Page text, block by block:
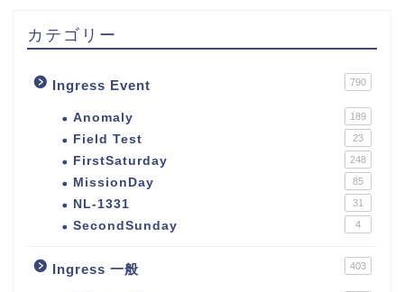
カテゴリー
Ingress Event 790
Anomaly 189
Field Test 23
FirstSaturday 248
MissionDay 85
NL-1331 31
SecondSunday 4
Ingress 一般 403